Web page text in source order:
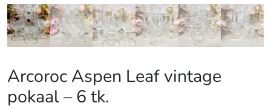
Arcoroc Aspen Leaf vintage
pokaal – 6 tk.